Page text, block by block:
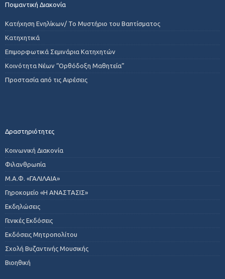
Ποιμαντική Διακονία
Κατήχηση Ενηλίκων/ Το Μυστήριο του Βαπτίσματος
Κατηχητικά
Επιμορφωτικά Σεμινάρια Κατηχητών
Κοινότητα Νέων “Ορθόδοξη Μαθητεία”
Προστασία από τις Αιρέσεις
Δραστηριότητες
Κοινωνική Διακονία
Φιλανθρωπία
Μ.Α.Φ. «ΓΑΛΙΛΑΙΑ»
Γηροκομείο «Η ΑΝΑΣΤΑΣΙΣ»
Εκδηλώσεις
Γενικές Εκδόσεις
Εκδόσεις Μητροπολίτου
Σχολή Βυζαντινής Μουσικής
Βιοηθική